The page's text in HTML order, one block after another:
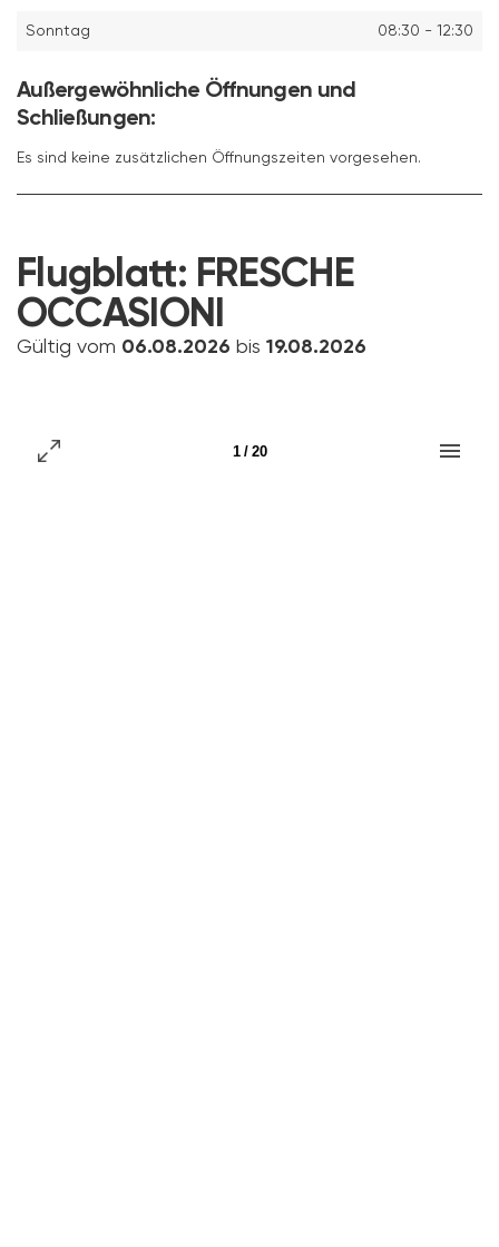
Sonntag 08:30 - 12:30
Außergewöhnliche Öffnungen und
Schließungen:
Es sind keine zusätzlichen Öffnungszeiten vorgesehen.
Flugblatt: FRESCHE
OCCASIONI
Gültig vom 06.08.2026 bis 19.08.2026